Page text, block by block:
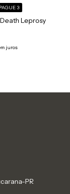
Leprosy
juros
3
PR